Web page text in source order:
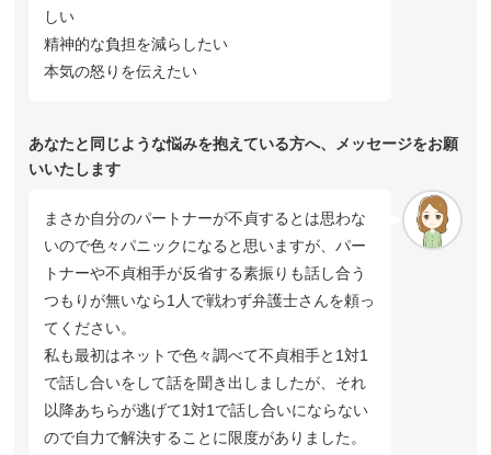
しい
精神的な負担を減らしたい
本気の怒りを伝えたい
あなたと同じような悩みを抱えている方へ、メッセージをお願
いいたします
まさか自分のパートナーが不貞するとは思わな
いので色々パニックになると思いますが、パー
トナーや不貞相手が反省する素振りも話し合う
つもりが無いなら1人で戦わず弁護士さんを頼っ
てください。
私も最初はネットで色々調べて不貞相手と1対1
で話し合いをして話を聞き出しましたが、それ
以降あちらが逃げて1対1で話し合いにならない
ので自力で解決することに限度がありました。